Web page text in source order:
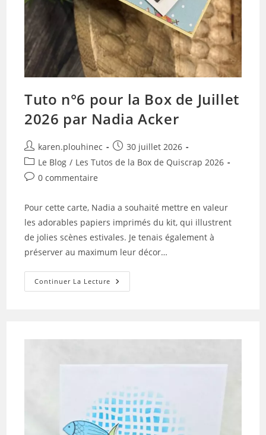
Tuto n°6 pour la Box de Juillet
2026 par Nadia Acker
Auteur/autrice
de
la
publication :
karen.plouhinec
Publication
publiée :
30 juillet 2026
Post
category:
Le Blog / Les Tutos de la Box de Quiscrap 2026
Commentaires
publication :
0 commentaire
Pour cette carte, Nadia a souhaité mettre en valeur
les adorables papiers imprimés du kit, qui illustrent
de jolies scènes estivales. Je tenais également à
préserver au maximum leur décor…
Continuer La Lecture Tuto
N°6
2026
Acker